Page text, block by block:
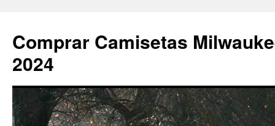
Comprar Camisetas
2024